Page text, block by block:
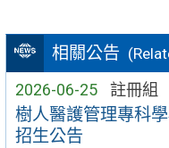
相關公告
2026-06-25 註冊組
樹人醫護管理專科
招生公告